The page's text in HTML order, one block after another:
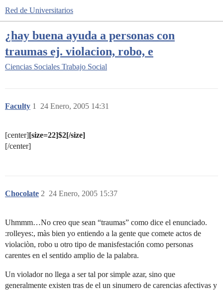
Red de Universitarios
¿hay buena ayuda a personas con
traumas ej. violacion, robo, e
Ciencias Sociales Trabajo Social
Faculty 24 Enero, 2005 14:31
1
[center][size=22]$2[/size]
[/center]
Chocolate 24 Enero, 2005 15:37
2
Uhmmm…No creo que sean “traumas” como dice el enunciado.
:rolleyes:, màs bien yo entiendo a la gente que comete actos de
violaciòn, robo u otro tipo de manisfestación como personas
carentes en el sentido amplio de la palabra.
Un violador no llega a ser tal por simple azar, sino que
generalmente existen tras de el un sinumero de carencias afectivas y